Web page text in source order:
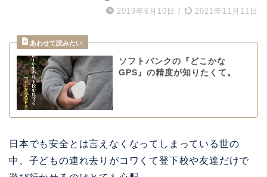
2019年6月10日 / 2021年11月11日
ソフトバンクの『どこかな
GPS』の精度が知りたくて。
日本でも安全とは言えなくなってしまっている世の
中、子どもの連れ去りがコワくて登下校や友達だけで